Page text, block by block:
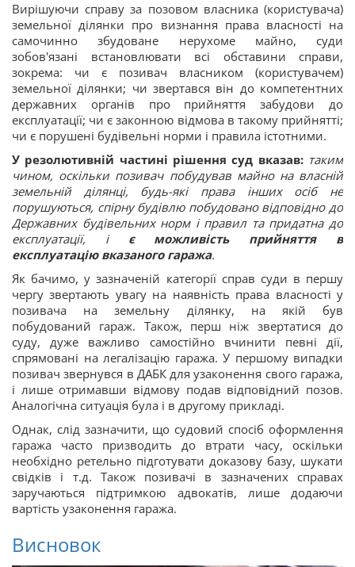
Вирішуючи справу за позовом власника (користувача)
земельної ділянки про визнання права власності на
самочинно збудоване нерухоме майно, суди
зобов'язані встановлювати всі обставини справи,
зокрема: чи є позивач власником (користувачем)
земельної ділянки; чи звертався він до компетентних
державних органів про прийняття забудови до
експлуатації; чи є законною відмова в такому прийнятті;
чи є порушені будівельні норми і правила істотними.
У резолютивній частині рішення суд вказав: таким
чином, оскільки позивач побудував майно на власній
земельній ділянці, будь-які права інших осіб не
порушуються, спірну будівлю побудовано відповідно до
Державних будівельних норм і правил та придатна до
експлуатації, і є можливість прийняття в
експлуатацію вказаного гаража.
Як бачимо, у зазначеній категорії справ суди в першу
чергу звертають увагу на наявність права власності у
позивача на земельну ділянку, на якій був
побудований гараж. Також, перш ніж звертатися до
суду, дуже важливо самостійно вчинити певні дії,
спрямовані на легалізацію гаража. У першому випадки
позивач звернувся в ДАБК для узаконення свого гаража,
і лише отримавши відмову подав відповідний позов.
Аналогічна ситуація була і в другому прикладі.
Однак, слід зазначити, що судовий спосіб оформлення
гаража часто призводить до втрати часу, оскільки
необхідно ретельно підготувати доказову базу, шукати
свідків і т.д. Також позивачі в зазначених справах
заручаються підтримкою адвокатів, лише додаючи
вартість узаконення гаража.
Висновок